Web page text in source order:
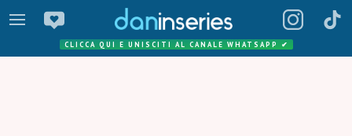
CLICCA QUI E UNISCITI AL CANALE WHATSAPP ✔